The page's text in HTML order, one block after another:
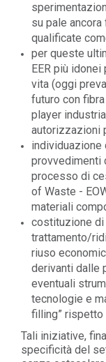
su pale
qualificate
per queste
EER più
vita (oggi
futuro con
player
autorizzazioni
provvedimenti
processo di
of Waste -
materiali
costituzione di
trattamento/
riuso
derivanti dalle
eventuali
tecnologie e
filling” rispetto
Tali iniziative,
specificità del